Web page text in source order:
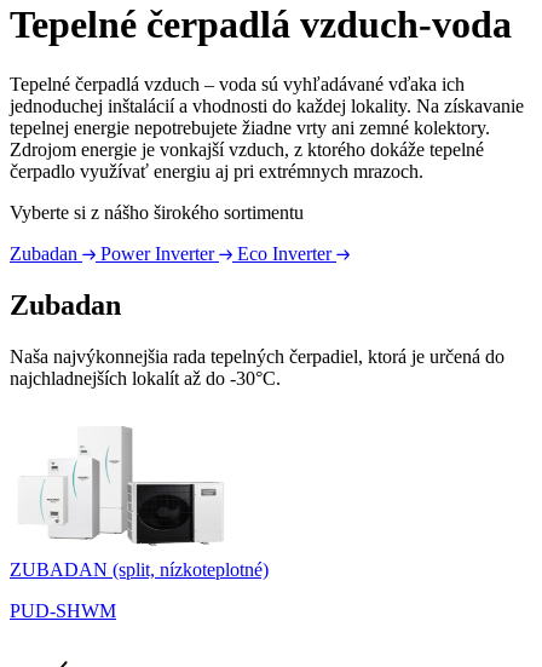
Tepelné čerpadlá vzduch-voda
Tepelné čerpadlá vzduch – voda sú vyhľadávané vďaka ich
jednoduchej inštalácií a vhodnosti do každej lokality. Na získavanie
tepelnej energie nepotrebujete žiadne vrty ani zemné kolektory.
Zdrojom energie je vonkajší vzduch, z ktorého dokáže tepelné
čerpadlo využívať energiu aj pri extrémnych mrazoch.
Vyberte si z nášho širokého sortimentu
Zubadan
Power Inverter Eco Inverter
Zubadan
Naša najvýkonnejšia rada tepelných čerpadiel, ktorá je určená do
najchladnejších lokalít až do -30°C.
ZUBADAN (split, nízkoteplotné)
PUD-SHWM